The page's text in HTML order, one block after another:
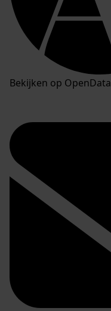
Bekijken op OpenData